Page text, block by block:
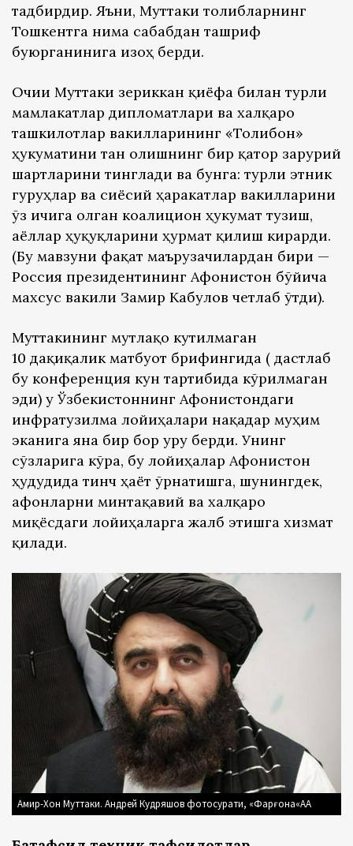
тадбирдир. Яъни, Муттаки толибларнинг
Тошкентга нима сабабдан ташриф
буюрганинига изоҳ берди.
Очиғи Муттаки зериккан қиёфа билан турли
мамлакатлар дипломатлари ва халқаро
ташкилотлар вакилларининг «Толибон»
ҳукуматини тан олишнинг бир қатор зарурий
шартларини тинглади ва бунга: турли этник
гуруҳлар ва сиёсий ҳаракатлар вакилларини
ўз ичига олган коалицион ҳукумат тузиш,
аёллар ҳуқуқларини ҳурмат қилиш кирарди.
(Бу мавзуни фақат маърузачилардан бири —
Россия президентининг Афғонистон бўйича
махсус вакили Замир Кабулов четлаб ўтди).
Муттакининг мутлақо кутилмаган
10 дақиқалик матбуот брифингида ( дастлаб
бу конференция кун тартибида кўрилмаган
эди) у Ўзбекистоннинг Афғонистондаги
инфратузилма лойиҳалари нақадар муҳим
эканига яна бир бор урғу берди. Унинг
сўзларига кўра, бу лойиҳалар Афғонистон
ҳудудида тинч ҳаёт ўрнатишга, шунингдек,
афғонларни минтақавий ва халқаро
миқёсдаги лойиҳаларга жалб этишга хизмат
қилади.
Амир-Хон Муттаки. Андрей Кудряшов фотосурати, «Фарғона«АА